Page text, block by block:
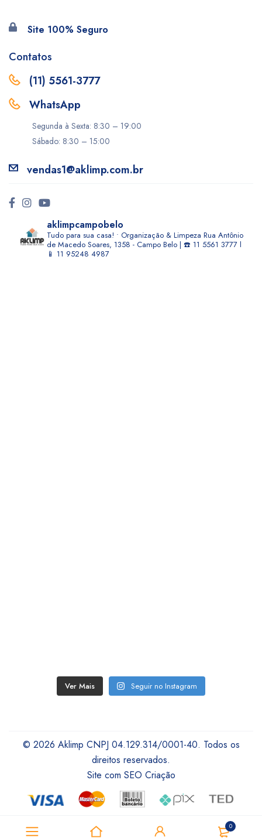
0
Site 100% Seguro
Contatos
(11) 5561-3777
WhatsApp
Segunda à Sexta: 8:30 – 19:00
Sábado: 8:30 – 15:00
vendas1@aklimp.com.br
aklimpcampobelo
Tudo para sua casa! • Organização & Limpeza Rua Antônio
de Macedo Soares, 1358 - Campo Belo | ☎️ 11 5561 3777 l
📱 11 95248 4987
Ver Mais Seguir no Instagram
© 2026 Aklimp CNPJ 04.129.314/0001-40. Todos os
direitos reservados.
Site com SEO Criação